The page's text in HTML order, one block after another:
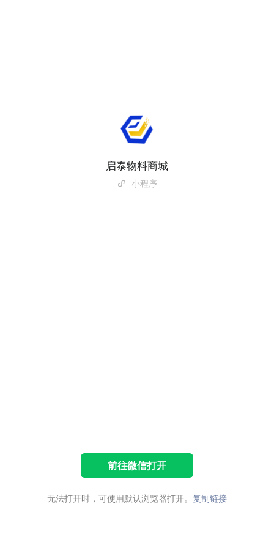
启泰物料商城
小程序
前往微信打开
无法打开时，可使用默认浏览器打开。 复制链接